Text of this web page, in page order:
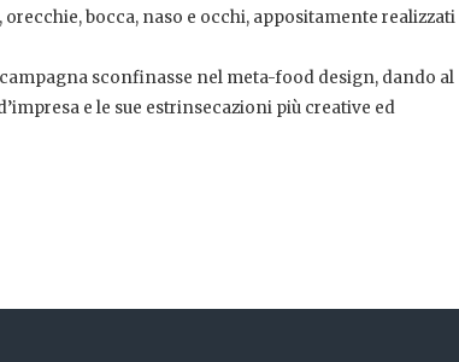
bocca, naso e occhi, appositamente realizzati
sconfinasse nel meta-food design, dando al
e le sue estrinsecazioni più creative ed